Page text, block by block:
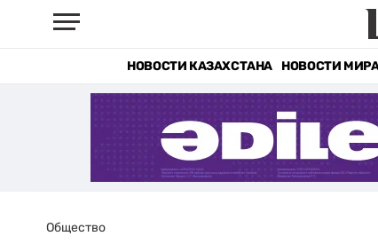
НОВОСТИ КАЗАХСТАНА НОВОСТИ
Общество